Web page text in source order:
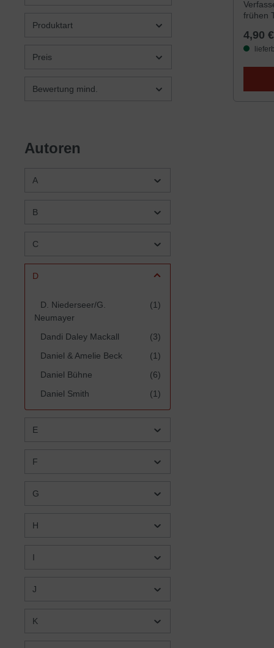
Produktart
Preis
Bewertung mind.
Autoren
A
B
C
D
(1)
D. Niederseer/G.
Neumayer
(3)
Dandi Daley Mackall
(1)
Daniel & Amelie Beck
(6)
Daniel Bühne
(1)
Daniel Smith
(2)
Dannah Gresh / Nancy
DeMoss Wolgemuth
(3)
E
F
G
H
I
J
K
frühen
bewies,
heute
er,
kam.
4,90